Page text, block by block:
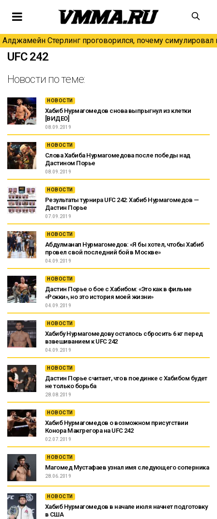
Алджамейн Стерлинг проговорился, почему симулировал
UFC 242
Новости по теме:
НОВОСТИ
Хабиб Нурмагомедов снова выпрыгнул из клетки
[ВИДЕО]
08.09.2019
НОВОСТИ
Слова Хабиба Нурмагомедова после победы над
Дастином Порье
08.09.2019
НОВОСТИ
Результаты турнира UFC 242: Хабиб Нурмагомедов —
Дастин Порье
07.09.2019
НОВОСТИ
Абдулманап Нурмагомедов: «Я бы хотел, чтобы Хабиб
провел свой последний бой в Москве»
04.09.2019
НОВОСТИ
Дастин Порье о бое с Хабибом: «Это как в фильме
«Рокки», но это история моей жизни»
04.09.2019
НОВОСТИ
Хабибу Нурмагомедову осталось сбросить 6 кг перед
взвешиванием к UFC 242
04.09.2019
НОВОСТИ
Дастин Порье считает, что в поединке с Хабибом будет
не только борьба
28.08.2019
НОВОСТИ
Хабиб Нурмагомедов о возможном присутствии
Конора Макгрегора на UFC 242
02.07.2019
НОВОСТИ
Магомед Мустафаев узнал имя следующего соперника
28.06.2019
НОВОСТИ
Хабиб Нурмагомедов в начале июля начнет подготовку
в США